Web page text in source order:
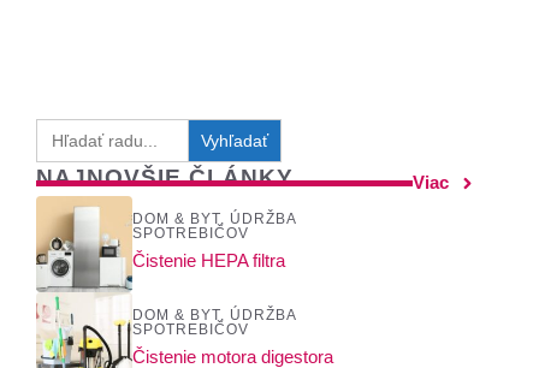
Search
for:
NAJNOVŠIE ČLÁNKY Viac
DOM & BYT
ÚDRŽBA
SPOTREBIČOV
Čistenie HEPA filtra
DOM & BYT
ÚDRŽBA
SPOTREBIČOV
Čistenie motora digestora